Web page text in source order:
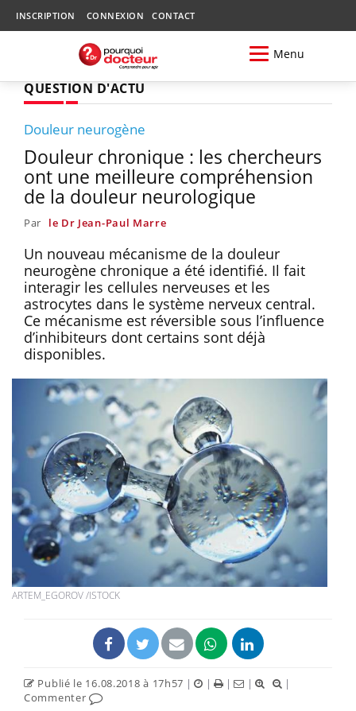
INSCRIPTION CONNEXION CONTACT
Menu
QUESTION D'ACTU
Douleur neurogène
Douleur chronique : les chercheurs
ont une meilleure compréhension
de la douleur neurologique
Par le Dr Jean-Paul Marre
Un nouveau mécanisme de la douleur
neurogène chronique a été identifié. Il fait
interagir les cellules nerveuses et les
astrocytes dans le système nerveux central.
Ce mécanisme est réversible sous l’influence
d’inhibiteurs dont certains sont déjà
disponibles.
ARTEM_EGOROV /ISTOCK
Publié le 16.08.2018 à 17h57 | | | |
|
Commenter